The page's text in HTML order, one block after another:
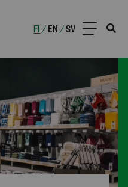
FI /EN /SV